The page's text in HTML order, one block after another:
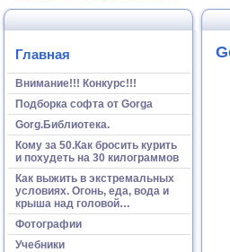
Главная
Внимание!!! Конкурс!!!
Подборка софта от Gorga
Gorg.Библиотека.
Кому за 50.Как бросить курить
и похудеть на 30 килограммов
Как выжить в экстремальных
условиях. Огонь, еда, вода и
крыша над головой…
Фотографии
Учебники